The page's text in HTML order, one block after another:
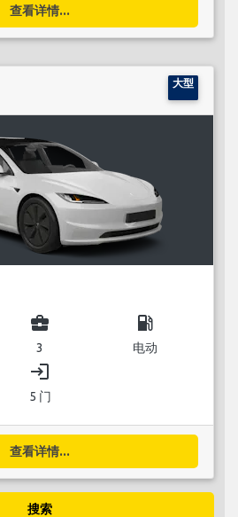
查看详情...
大型
business_center
3
local_gas_station
电动
login
5 门
查看详情...
搜索